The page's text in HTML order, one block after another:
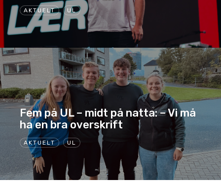
AKTUELT UL
AKTUELT UL
Fem på UL – midt på natta: – Vi må
ha en bra overskrift